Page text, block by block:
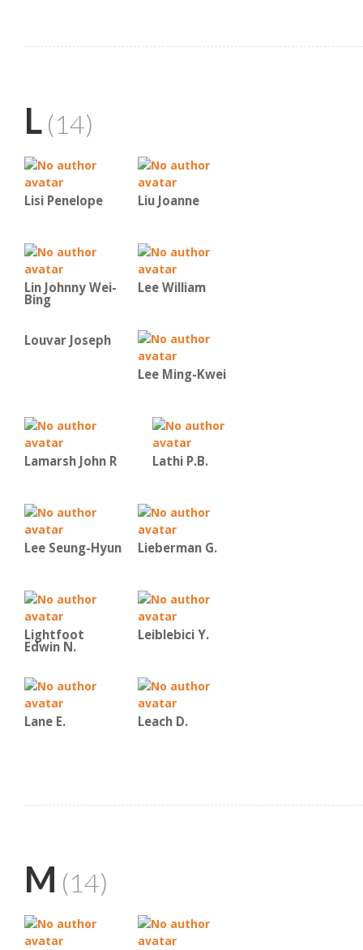
L (14)
Lisi Penelope Liu Joanne
Lin Johnny Wei-
Bing
Lee William
Louvar Joseph
Lee Ming-Kwei
Lamarsh John R Lathi P.B.
Lee Seung-Hyun Lieberman G.
Lightfoot
Edwin N.
Leiblebici Y.
Lane E. Leach D.
M (14)